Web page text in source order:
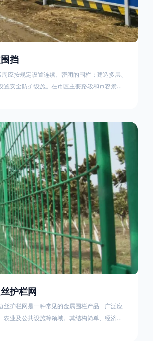
挡
应按规定设置连续、密闭的围栏；建造多层、
置安全防护设施。在市区主要路段和市容景观
、整洁、美观。市政工程项目工地，可按工程
或按规定使用统一的连续性护栏设施。施工单
外堆放建筑材料、垃圾和工程渣土。在
护栏网
丝护栏网是一种常见的金属围栏产品，广泛应
农业及公共设施等领域。其结构简单、经济实